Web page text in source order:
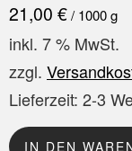
21,00 €/ 1000g
inkl. 7 % MwSt.
zzgl.
Lieferzeit: 2-3
IN DEN